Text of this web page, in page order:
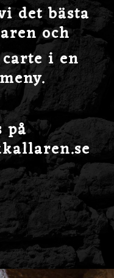
det bästa
och
i en
på